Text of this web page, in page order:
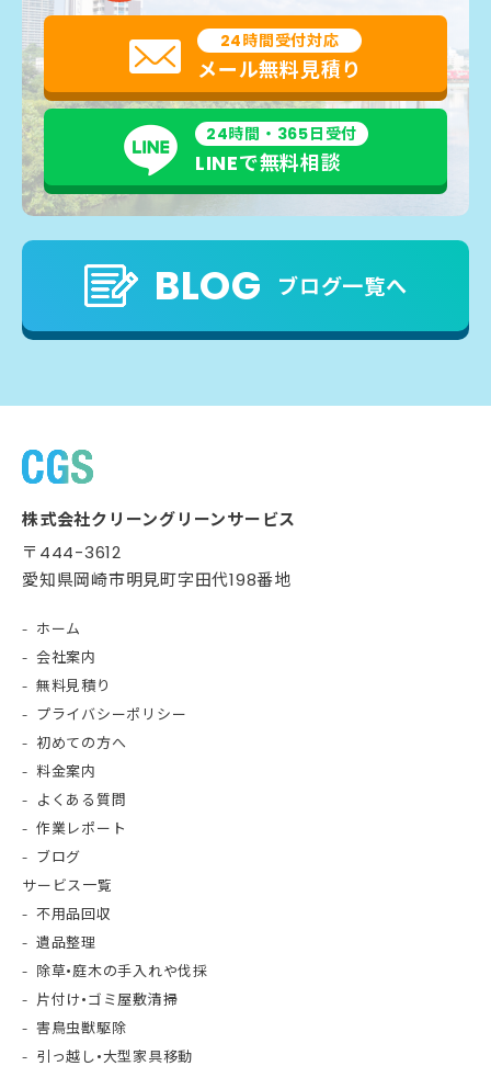
24時間受付対応
メール無料見積り
24時間・365日受付
LINEで無料相談
BLOG ブログ一覧へ
株式会社クリーングリーンサービス
〒444-3612
愛知県岡崎市明見町字田代198番地
ホーム
会社案内
無料見積り
プライバシーポリシー
サービス一覧
不用品回収
遺品整理
除草•庭木の手入れや伐採
片付け•ゴミ屋敷清掃
害鳥虫獣駆除
引っ越し•大型家具移動
初めての方へ
料金案内
よくある質問
作業レポート
ブログ